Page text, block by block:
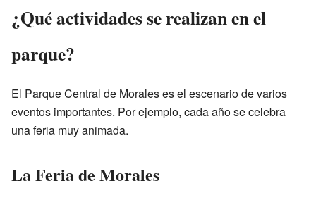
¿Qué actividades se realizan en el
parque?
El Parque Central de Morales es el escenario de varios
eventos importantes. Por ejemplo, cada año se celebra
una feria muy animada.
La Feria de Morales